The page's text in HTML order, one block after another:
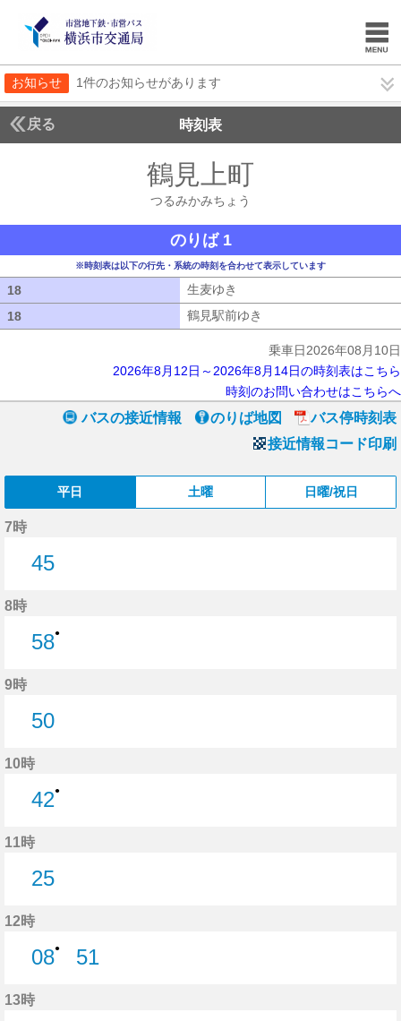
お知らせ 1件のお知らせがあります
戻る 時刻表
鶴見上町
つるみかみちょう
のりば 1
※時刻表は以下の行先・系統の時刻を合わせて表示しています
18 生麦ゆき
18
鶴見駅前ゆき
乗車日2026年08月10日
2026年8月12日～2026年8月14日の時刻表はこちら
時刻のお問い合わせはこちらへ
バスの接近情報 のりば地図
バス停時刻表
接近情報コード印刷
平日 土曜 日曜/祝日
7時
45
8時
58●
9時
50
10時
42●
11時
25
12時
08●
51
13時